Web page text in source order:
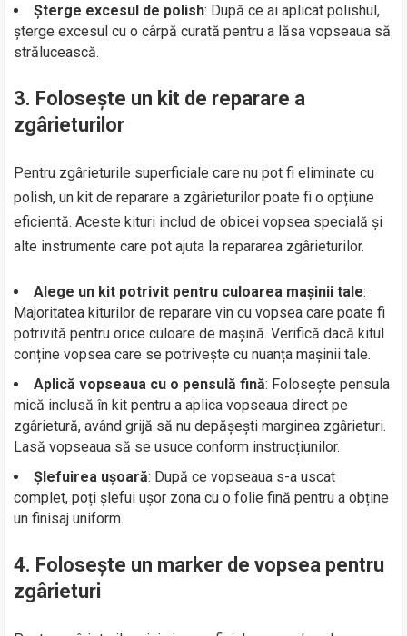
Șterge excesul de polish: După ce ai aplicat polishul,
șterge excesul cu o cârpă curată pentru a lăsa vopseaua să
strălucească.
3. Folosește un kit de reparare a
zgârieturilor
Pentru zgârieturile superficiale care nu pot fi eliminate cu
polish, un kit de reparare a zgârieturilor poate fi o opțiune
eficientă. Aceste kituri includ de obicei vopsea specială și
alte instrumente care pot ajuta la repararea zgârieturilor.
Alege un kit potrivit pentru culoarea mașinii tale:
Majoritatea kiturilor de reparare vin cu vopsea care poate fi
potrivită pentru orice culoare de mașină. Verifică dacă kitul
conține vopsea care se potrivește cu nuanța mașinii tale.
Aplică vopseaua cu o pensulă fină: Folosește pensula
mică inclusă în kit pentru a aplica vopseaua direct pe
zgârietură, având grijă să nu depășești marginea zgârieturi.
Lasă vopseaua să se usuce conform instrucțiunilor.
Șlefuirea ușoară: După ce vopseaua s-a uscat
complet, poți șlefui ușor zona cu o folie fină pentru a obține
un finisaj uniform.
4. Folosește un marker de vopsea pentru
zgârieturi